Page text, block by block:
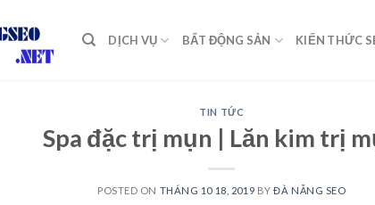
DỊCH VỤ BẤT ĐỘNG SẢN KIẾN THỨC
TIN TỨC
Spa đặc trị mụn | Lăn kim trị
POSTED ON THÁNG 10 18, 2019 BYĐÀ NẴNG SEO